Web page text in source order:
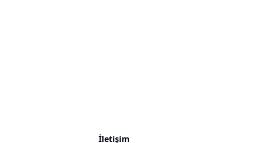
İletişim